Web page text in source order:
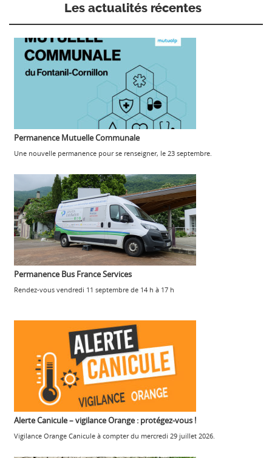
Les actualités récentes
Permanence Mutuelle Communale
Une nouvelle permanence pour se renseigner, le 23 septembre.
Permanence Bus France Services
Rendez-vous vendredi 11 septembre de 14 h à 17 h
Alerte Canicule – vigilance Orange : protégez-vous !
Vigilance Orange Canicule à compter du mercredi 29 juillet 2026.